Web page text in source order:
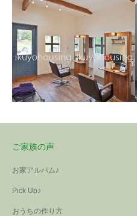
【注文住宅・原山台】～U
さま邸～
に白色の壁・一部にヘリ―ボ
ーン柄の壁紙をプラスするこ
ご家族の声
お家アルバム♪
Pick Up♪
おうちの作り方